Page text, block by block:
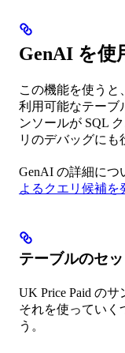
GenAI を使
この機能を使うと
利用可能なテーブ
ンソールが SQL
リのデバッグにも
GenAI の詳細につ
よるクエリ候補を
テーブルのセ
UK Price Paid の
それを使っていく
う。